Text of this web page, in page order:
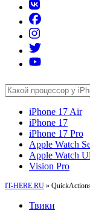
iPhone 17 Air
iPhone 17
iPhone 17 Pro
Apple Watch
Apple Watch
Vision Pro
IT-HERE.RU »
Твики